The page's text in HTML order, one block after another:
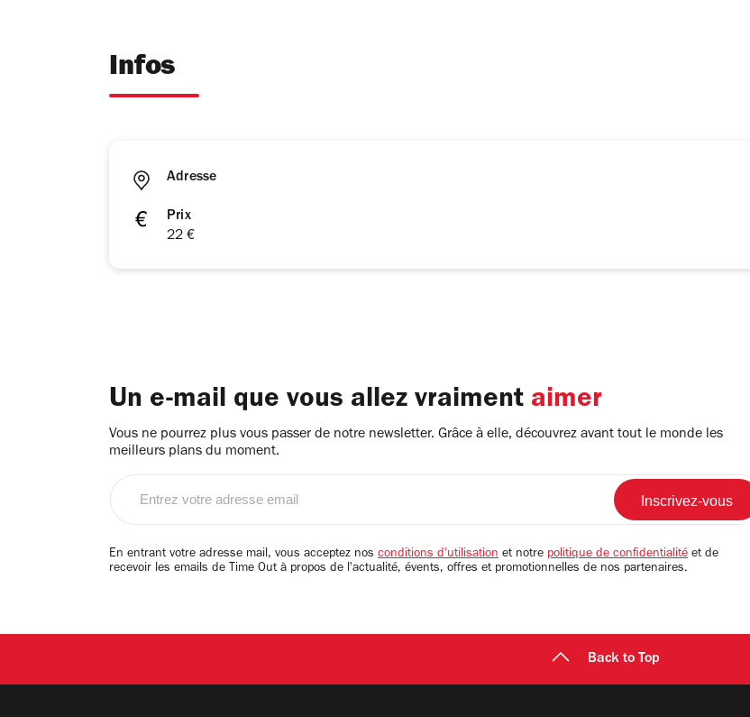
Infos
Adresse
Prix
22 €
Un e-mail que vous allez vraiment aimer
Vous ne pourrez plus vous passer de notre newsletter. Grâce à elle, découvrez avant tout le monde les
meilleurs plans du moment.
email
En entrant votre adresse mail, vous acceptez nos conditions d'utilisation et notre politique de confidentialité et de
recevoir les emails de Time Out à propos de l'actualité, évents, offres et promotionnelles de nos partenaires.
Back to Top